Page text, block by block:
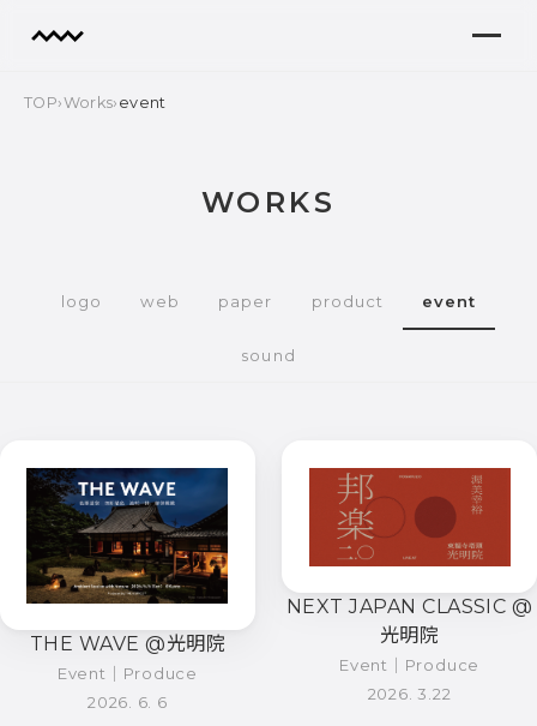
TOP›Works› event
WORKS
logo web paper product event
sound
THE WAVE @光明院
Event｜Produce
2026. 6. 6
NEXT JAPAN CLASSIC @
光明院
Event｜Produce
2026. 3.22